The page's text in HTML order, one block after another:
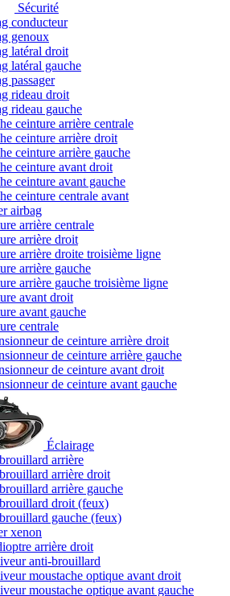
Sécurité
conducteur
genoux
latéral droit
latéral gauche
passager
rideau droit
rideau gauche
ceinture arrière centrale
ceinture arrière droit
ceinture arrière gauche
ceinture avant droit
ceinture avant gauche
ceinture centrale avant
airbag
arrière centrale
arrière droit
arrière droite troisième ligne
arrière gauche
arrière gauche troisième ligne
avant droit
avant gauche
centrale
de ceinture arrière droit
de ceinture arrière gauche
de ceinture avant droit
de ceinture avant gauche
Éclairage
arrière
arrière droit
arrière gauche
droit (feux)
gauche (feux)
xenon
arrière droit
anti-brouillard
moustache optique avant droit
moustache optique avant gauche